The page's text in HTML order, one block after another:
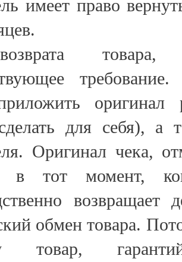
имеет право
товара,
оригинал
для себя), а
Оригинал чека,
в тот момент,
возвращает
обмен товара.
товар,